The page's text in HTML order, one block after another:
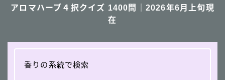
アロマハーブ４択クイズ 1400問｜2026年6月上旬現
在
香りの系統で検索